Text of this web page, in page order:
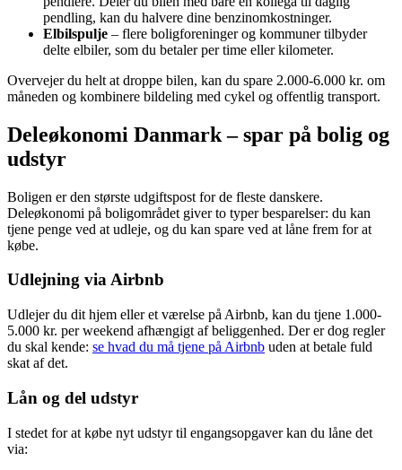
pendling, kan du halvere dine benzinomkostninger.
Elbilspulje – flere boligforeninger og kommuner tilbyder
delte elbiler, som du betaler per time eller kilometer.
Overvejer du helt at droppe bilen, kan du spare 2.000-6.000 kr. om
måneden og kombinere bildeling med cykel og offentlig transport.
Deleøkonomi Danmark – spar på bolig og
udstyr
Boligen er den største udgiftspost for de fleste danskere.
Deleøkonomi på boligområdet giver to typer besparelser: du kan
tjene penge ved at udleje, og du kan spare ved at låne frem for at
købe.
Udlejning via Airbnb
Udlejer du dit hjem eller et værelse på Airbnb, kan du tjene 1.000-
5.000 kr. per weekend afhængigt af beliggenhed. Der er dog regler
du skal kende: se hvad du må tjene på Airbnb uden at betale fuld
skat af det.
Lån og del udstyr
I stedet for at købe nyt udstyr til engangsopgaver kan du låne det
via: